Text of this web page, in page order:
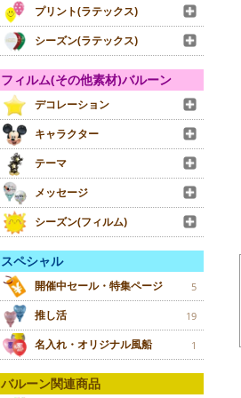
プリント(ラテックス)
シーズン(ラテックス)
フィルム(その他素材)バルーン
デコレーション
キャラクター
テーマ
メッセージ
シーズン(フィルム)
スペシャル
開催中セール・特集ページ 5
推し活 19
名入れ・オリジナル風船 1
バルーン関連商品